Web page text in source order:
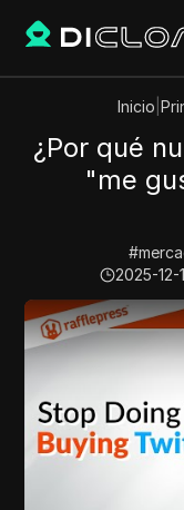
Inicio
¿Por qué
"me
#
2025-12-
Play Video:¿Por